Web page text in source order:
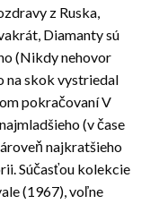
z Ruska,
Diamanty sú
(Nikdy nehovor
na skok vystriedal
pokračovaní V
(v čase
najkratšieho
Súčasťou kolekcie
(1967), voľne